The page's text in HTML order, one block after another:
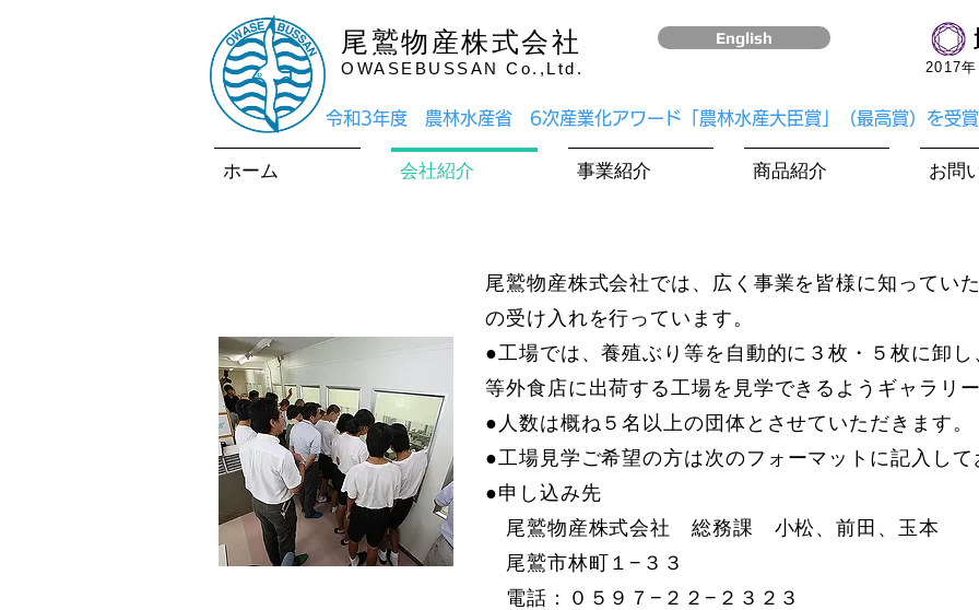
尾鷲物産株式会社
OWASEBUSSAN Co.,Ltd.
English
​2017
令和3年度 農林水産省 6次産業化アワード「農林水産大臣賞」（最高賞）を受賞
ホーム 会社紹介 事業紹介 商品紹介 お問
尾鷲物産株式会社では、広く事業を皆様に知ってい
の受け入れを行っています。
●工場では、養殖ぶり等を自動的に３枚・５枚に卸し
等外食店に出荷する工場を見学できるようギャラリ
●人数は概ね５名以上の団体とさせていただきます。
●工場見学ご希望の方は次のフォーマットに記入して
●申し込み先
尾鷲物産株式会社 総務課 小松、前田、玉本
尾鷲市林町１−３３
電話：０５９７−２２−２３２３